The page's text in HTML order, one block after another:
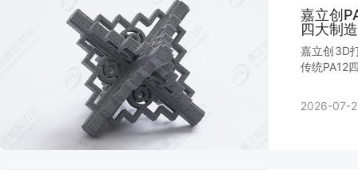
嘉立创
四大制
嘉立创3D
传统PA12
2026-07-